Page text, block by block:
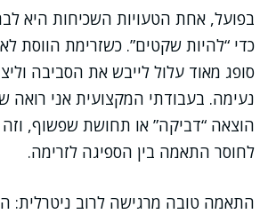
בפועל, אחת הטעויות השכיחות היא
כדי “להיות שקטים”. כשזרימת הווסת
סופג מאוד עלול לייבש את הסביבה
נעימה. בעבודתי המקצועית אני רואה
הוצאה “דביקה” או תחושת שפשוף, וזה
לחוסר התאמה בין הספיגה לזרימה.
התאמה טובה מרגישה לרוב ניטרלית: